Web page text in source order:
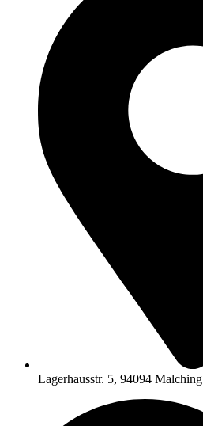
Lagerhausstr. 5, 94094 Malching